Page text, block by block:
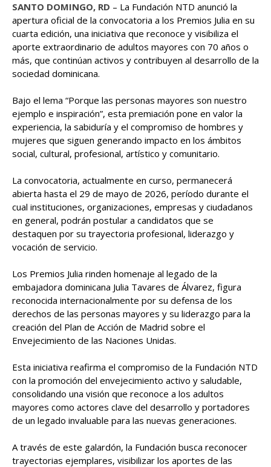
SANTO DOMINGO, RD – La Fundación NTD anunció la
apertura oficial de la convocatoria a los Premios Julia en su
cuarta edición, una iniciativa que reconoce y visibiliza el
aporte extraordinario de adultos mayores con 70 años o
más, que continúan activos y contribuyen al desarrollo de la
sociedad dominicana.
Bajo el lema “Porque las personas mayores son nuestro
ejemplo e inspiración”, esta premiación pone en valor la
experiencia, la sabiduría y el compromiso de hombres y
mujeres que siguen generando impacto en los ámbitos
social, cultural, profesional, artístico y comunitario.
La convocatoria, actualmente en curso, permanecerá
abierta hasta el 29 de mayo de 2026, período durante el
cual instituciones, organizaciones, empresas y ciudadanos
en general, podrán postular a candidatos que se
destaquen por su trayectoria profesional, liderazgo y
vocación de servicio.
Los Premios Julia rinden homenaje al legado de la
embajadora dominicana Julia Tavares de Álvarez, figura
reconocida internacionalmente por su defensa de los
derechos de las personas mayores y su liderazgo para la
creación del Plan de Acción de Madrid sobre el
Envejecimiento de las Naciones Unidas.
Esta iniciativa reafirma el compromiso de la Fundación NTD
con la promoción del envejecimiento activo y saludable,
consolidando una visión que reconoce a los adultos
mayores como actores clave del desarrollo y portadores
de un legado invaluable para las nuevas generaciones.
A través de este galardón, la Fundación busca reconocer
trayectorias ejemplares, visibilizar los aportes de las